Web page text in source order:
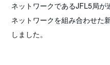
ネットワークであるJFL5局
ネットワークを組み合わせた
しました。